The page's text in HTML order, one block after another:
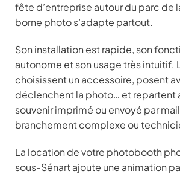
fête d’entreprise autour du parc de
borne photo s’adapte partout.
Son installation est rapide, son
autonome et son usage très intuitif.
choisissent un accessoire, posent
déclenchent la photo… et repartent
souvenir imprimé ou envoyé par
branchement complexe ou
La location de votre photobooth
sous-Sénart ajoute une animation